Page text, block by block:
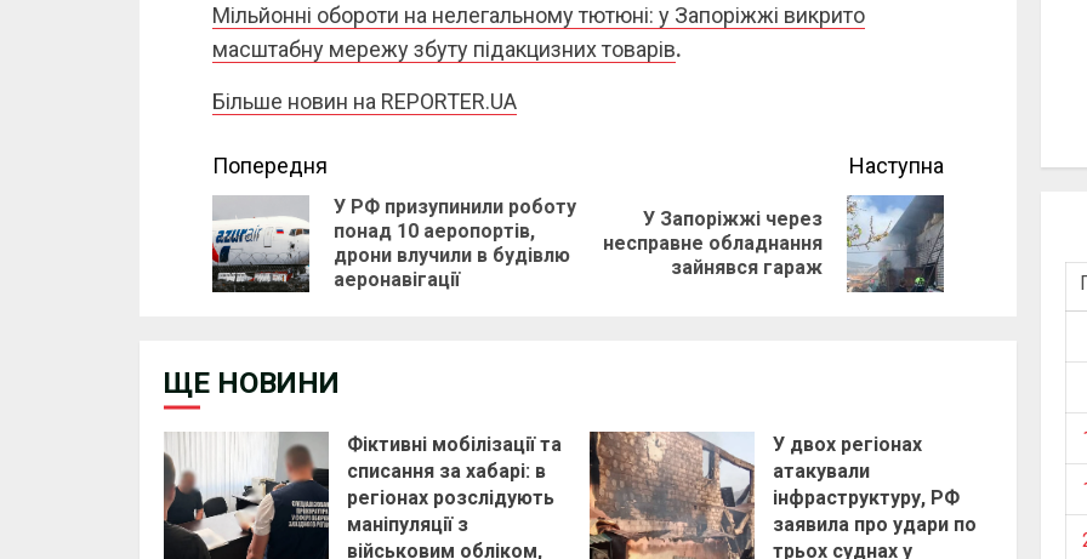
Мільйонні обороти на нелегальному тютюні: у Запоріжжі викрито
масштабну мережу збуту підакцизних товарів.
Більше новин на REPORTER.UA
Continue
Reading
Попередня
Previous
У РФ призупинили роботу
понад 10 аеропортів,
дрони влучили в будівлю
аеронавігації
Наступна
Next
У Запоріжжі через
несправне обладнання
зайнявся гараж
ЩЕ НОВИНИ
Фіктивні мобілізації та
списання за хабарі: в
регіонах розслідують
маніпуляції з
військовим обліком,
У двох регіонах
атакували
інфраструктуру, РФ
заявила про удари по
трьох суднах у